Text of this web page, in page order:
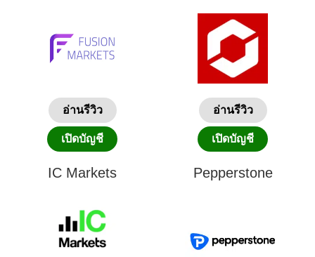
อ่านรีวิว
เปิดบัญชี
อ่านรีวิว
เปิดบัญชี
IC Markets Pepperstone